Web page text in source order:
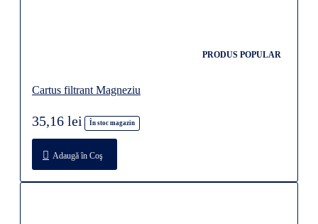
PRODUS POPULAR
Cartus filtrant Magneziu
În stoc magazin
35,16 lei
Adaugă în Coş